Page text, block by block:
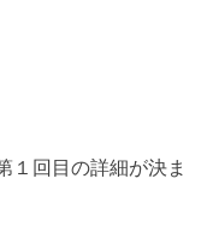
１回目の詳細が決ま